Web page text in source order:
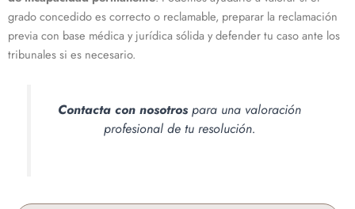
grado concedido es correcto o reclamable, preparar la reclamación
previa con base médica y jurídica sólida y defender tu caso ante los
tribunales si es necesario.
Contacta con nosotros para una valoración
profesional de tu resolución.